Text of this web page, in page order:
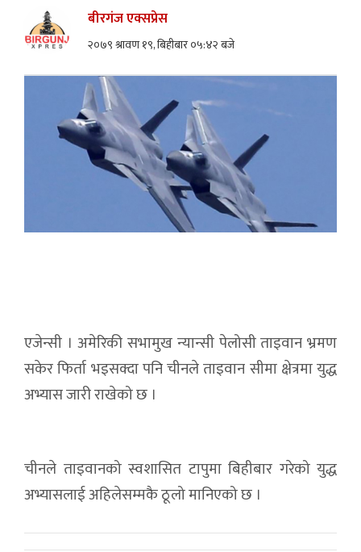
बीरगंज एक्सप्रेस
२०७९ श्रावण १९, बिहीबार ०५:४२ बजे
एजेन्सी । अमेरिकी सभामुख न्यान्सी पेलोसी ताइवान भ्रमण
सकेर फिर्ता भइसक्दा पनि चीनले ताइवान सीमा क्षेत्रमा युद्ध
अभ्यास जारी राखेको छ ।
चीनले ताइवानको स्वशासित टापुमा बिहीबार गरेको युद्ध
अभ्यासलाई अहिलेसम्मकै ठूलो मानिएको छ ।